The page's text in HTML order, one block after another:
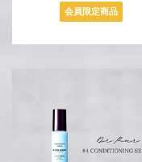
会員限定商品